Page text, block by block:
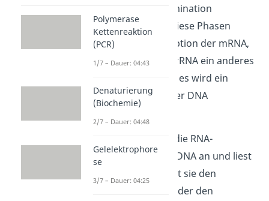
Elongation und Termination
unterteilt werden. Diese Phasen
ähneln der Transkription der mRNA,
jedoch wird bei der rRNA ein anderes
Enzym benötigt und es wird ein
anderer Abschnitt der DNA
Zunächst setzt sich die RNA-
Polymerase I an die DNA an und liest
diese ab. Dabei sucht sie den
Abschnitt der rDNA, der den
Polymerase
Kettenreaktion
(PCR)
1/7 – Dauer: 04:43
Denaturierung
(Biochemie)
2/7 – Dauer: 04:48
Gelelektrophore
se
3/7 – Dauer: 04:25